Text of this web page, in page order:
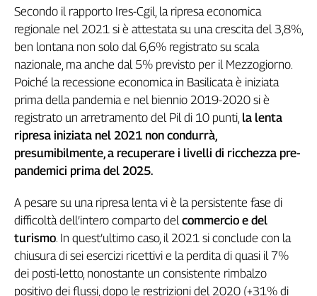
Cgil
Collettiva
Academy
Collettiva
Play
Rubriche
Collettiva
Talk
La
settimana
Girasoli
Il
Sassolino
Linea
Economica
Tech
Secondo il rapporto Ires-Cgil, la ripresa economica
regionale nel 2021 si è attestata su una crescita del 3,8%,
ben lontana non solo dal 6,6% registrato su scala
nazionale, ma anche dal 5% previsto per il Mezzogiorno.
Poiché la recessione economica in Basilicata è iniziata
prima della pandemia e nel biennio 2019-2020 si è
registrato un arretramento del Pil di 10 punti, la lenta
ripresa iniziata nel 2021 non condurrà,
presumibilmente, a recuperare i livelli di ricchezza pre-
pandemici prima del 2025.
A pesare su una ripresa lenta vi è la persistente fase di
difficoltà dell’intero comparto delcommercio e del
turismo. In quest’ultimo caso, il 2021 si conclude con la
chiusura di sei esercizi ricettivi e la perdita di quasi il 7%
dei posti-letto, nonostante un consistente rimbalzo
positivo dei flussi, dopo le restrizioni del 2020 (+31% di